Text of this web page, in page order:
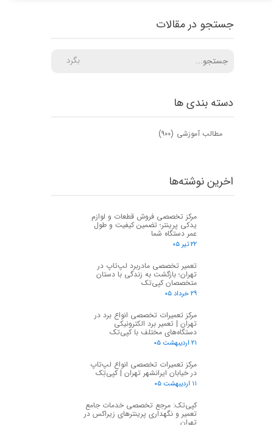
دسته بندی ها
مطالب آموزشی (۹۰۰)
جستجو در مقالات
بگرد
اخرین نوشته‌ها
مرکز تخصصی فروش قطعات و لوازم
یدکی پرینتر؛ تضمین کیفیت و طول
عمر دستگاه شما
۲۲ تیر ۰۵
تعمیر تخصصی مادربرد لپ‌تاپ در
تهران؛ بازگشت به زندگی با دستان
متخصصان کپی‌تک
۲۹ خرداد ۰۵
مرکز تعمیرات تخصصی انواع برد در
تهران | تعمیر برد الکترونیکی
دستگاه‌های مختلف با کپی‌تک
۲۱ اردیبهشت ۰۵
مرکز تعمیرات تخصصی انواع لپ‌تاپ
در خیابان ایرانشهر تهران | کپی‌تِک
۱۱ اردیبهشت ۰۵
کپی‌تک: مرجع تخصصی خدمات جامع
تعمیر و نگهداری پرینترهای زیراکس در
تهران